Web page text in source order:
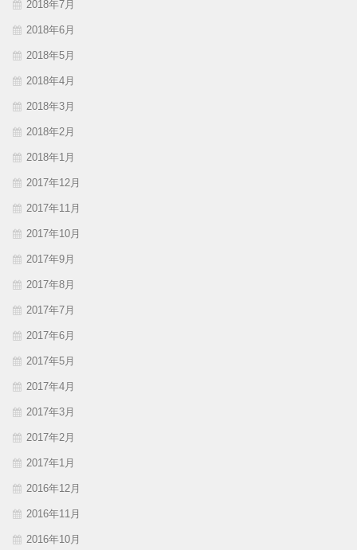
2018年7月
2018年6月
2018年5月
2018年4月
2018年3月
2018年2月
2018年1月
2017年12月
2017年11月
2017年10月
2017年9月
2017年8月
2017年7月
2017年6月
2017年5月
2017年4月
2017年3月
2017年2月
2017年1月
2016年12月
2016年11月
2016年10月